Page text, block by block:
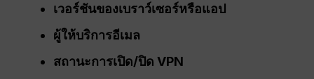
เวอร์ชันของเบราว์เซอร์หรือแอป
ผู้ให้บริการอีเมล
สถานะการเปิด/ปิด VPN